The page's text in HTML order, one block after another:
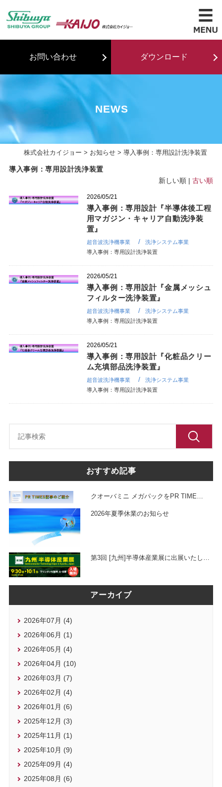
お問い合わせ ダウンロード
NEWS
株式会社カイジョー > お知らせ> 導入事例：専用設計洗浄装置
導入事例：専用設計洗浄装置
新しい順 |古い順
2026/05/21
導入事例：専用設計『半導体後工程
用マガジン・キャリア自動洗浄装
置』
超音波洗浄機事業
洗浄システム事業
導入事例：専用設計洗浄装置
2026/05/21
導入事例：専用設計『金属メッシュ
フィルター洗浄装置』
超音波洗浄機事業
洗浄システム事業
導入事例：専用設計洗浄装置
2026/05/21
導入事例：専用設計『化粧品クリー
ム充填部品洗浄装置』
超音波洗浄機事業
洗浄システム事業
導入事例：専用設計洗浄装置
おすすめ記事
クオーバミニ メガパックをPR TIME…
2026年夏季休業のお知らせ
第3回 [九州]半導体産業展に出展いたし …
アーカイブ
2026年07月 (4)
2026年06月 (1)
2026年05月 (4)
2026年04月 (10)
2026年03月 (7)
2026年02月 (4)
2026年01月 (6)
2025年12月 (3)
2025年11月 (1)
2025年10月 (9)
2025年09月 (4)
2025年08月 (6)